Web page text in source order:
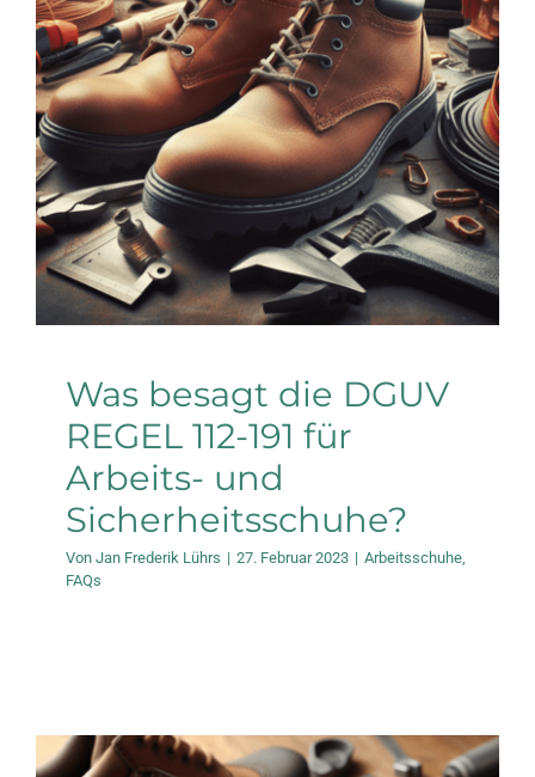
Was besagt die DGUV
REGEL 112-191 für
Arbeits- und
Sicherheitsschuhe?
Arbeitsschuhe FAQs
Was besagt die DGUV
REGEL 112-191 für
Arbeits- und
Sicherheitsschuhe?
Von Jan Frederik Lührs | 27. Februar 2023 | Arbeitsschuhe
FAQs